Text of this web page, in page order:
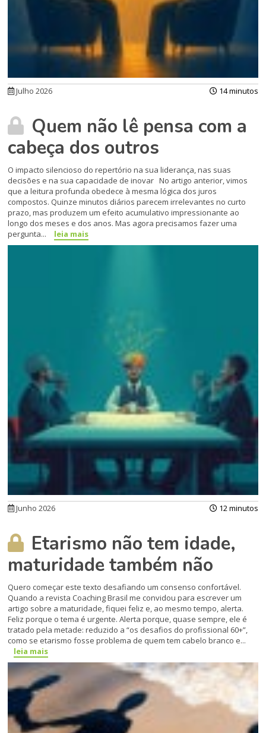
Julho 2026 14 minutos
Quem não lê pensa com a
cabeça dos outros
O impacto silencioso do repertório na sua liderança, nas suas
decisões e na sua capacidade de inovar No artigo anterior, vimos
que a leitura profunda obedece à mesma lógica dos juros
compostos. Quinze minutos diários parecem irrelevantes no curto
prazo, mas produzem um efeito acumulativo impressionante ao
longo dos meses e dos anos. Mas agora precisamos fazer uma
pergunta...
leia mais
Junho 2026 12 minutos
Etarismo não tem idade,
maturidade também não
Quero começar este texto desafiando um consenso confortável.
Quando a revista Coaching Brasil me convidou para escrever um
artigo sobre a maturidade, fiquei feliz e, ao mesmo tempo, alerta.
Feliz porque o tema é urgente. Alerta porque, quase sempre, ele é
tratado pela metade: reduzido a “os desafios do profissional 60+”,
como se etarismo fosse problema de quem tem cabelo branco e...
leia mais